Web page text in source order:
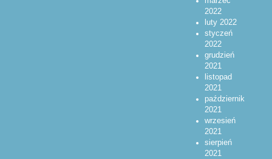
2022
luty 2022
styczeń
2022
grudzień
2021
listopad
2021
październik
2021
wrzesień
2021
sierpień
2021